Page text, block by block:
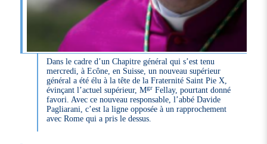
Dans le cadre d’un Chapitre général qui s’est tenu
mercredi, à Ecône, en Suisse, un nouveau supérieur
général a été élu à la tête de la Fraternité Saint Pie X,
évinçant l’actuel supérieur, Mgr Fellay, pourtant donné
favori. Avec ce nouveau responsable, l’abbé Davide
Pagliarani, c’est la ligne opposée à un rapprochement
avec Rome qui a pris le dessus.